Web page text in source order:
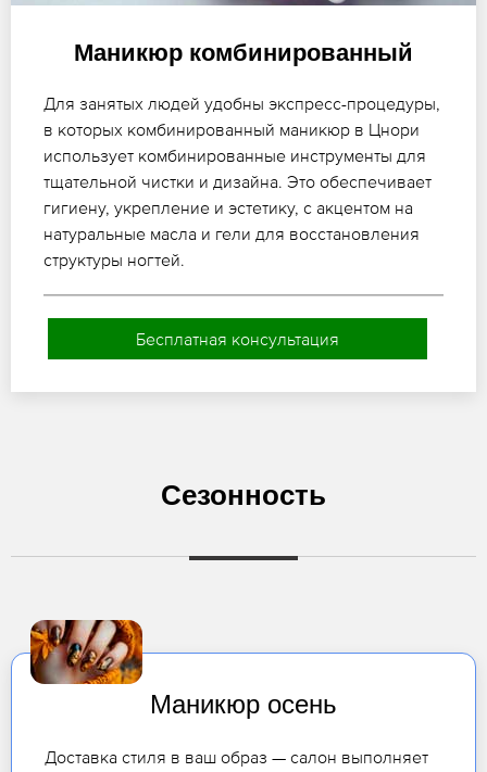
Маникюр комбинированный
Для занятых людей удобны экспресс-процедуры,
в которых комбинированный маникюр в Цнори
использует комбинированные инструменты для
тщательной чистки и дизайна. Это обеспечивает
гигиену, укрепление и эстетику, с акцентом на
натуральные масла и гели для восстановления
структуры ногтей.
Бесплатная консультация
Сезонность
Маникюр осень
Доставка стиля в ваш образ — салон выполняет